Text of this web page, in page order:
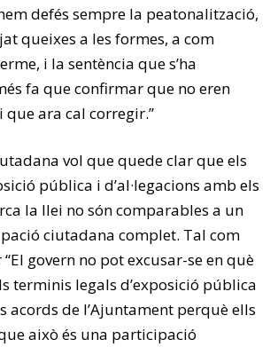
defés sempre la peatonalització,
queixes a les formes, a com
i la sentència que s’ha
fa que confirmar que no eren
que ara cal corregir.”
vol que quede clar que els
pública i d’al·legacions amb els
la llei no són comparables a un
ciutadana complet. Tal com
govern no pot excusar-se en què
terminis legals d’exposició pública
acords de l’Ajuntament perquè ells
això és una participació